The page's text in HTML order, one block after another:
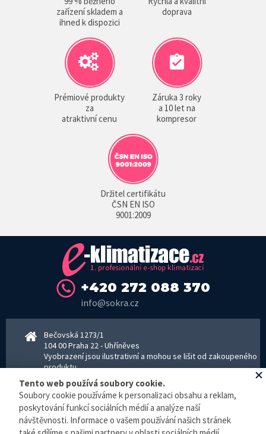
zařízení skladem a
ihned k dispozici
doprava
Prémiové produkty
za
atraktivní cenu
Záruka 3 roky
a 10 let na
kompresor
Držitel certifikátu
ČSN EN ISO
9001:2009
+420 272 088 370
info@sokra.cz
Bečovská 1273/1
104 00 Praha 22 - Uhříněves
Vyobrazení jsou ilustrativní a mohou se lišit od zakoupeného
produktu.
www.sokra.cz│www.haier-klimatizace.cz
Otevírací doba
Pondělí–Pátek 8–16:30 hodin - kancelář
Tento web používá soubory cookie.
Soubory cookie používáme k personalizaci obsahu a reklam,
poskytování funkcí sociálních médií a analýze naší
návštěvnosti. Informace o vašem používání našich stránek